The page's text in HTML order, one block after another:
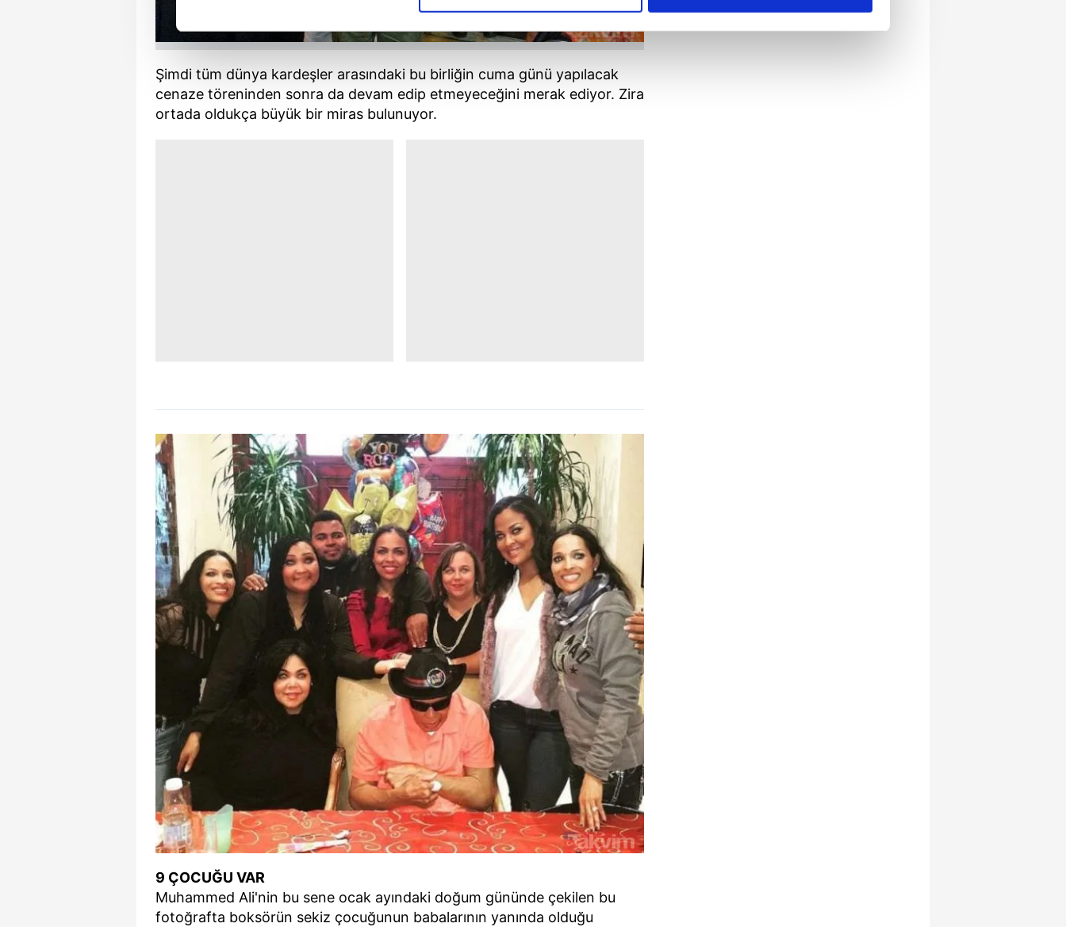
çerezler vasıtasıyla çeşitli kişisel verileriniz işlenmekte olup gerekli olan çerezler bilgi toplumu hizmetlerinin sunulması
amacıyla kullanılmaktadır. Diğer çerezler, sitemizin daha işlevsel kılınması ve kişiselleştirilmesi ve sizlere yönelik
reklam/pazarlama faaliyetlerinin yapılması, amaçlarıyla sınırlı olarak açık rızanız dahilinde kullanılacaktır.
Şimdi tüm dünya kardeşler arasındaki bu birliğin cuma günü yapılacak
cenaze töreninden sonra da devam edip etmeyeceğini merak ediyor. Zira
ortada oldukça büyük bir miras bulunuyor.
9 ÇOCUĞU VAR
Muhammed Ali'nin bu sene ocak ayındaki doğum gününde çekilen bu
fotoğrafta boksörün sekiz çocuğunun babalarının yanında olduğu